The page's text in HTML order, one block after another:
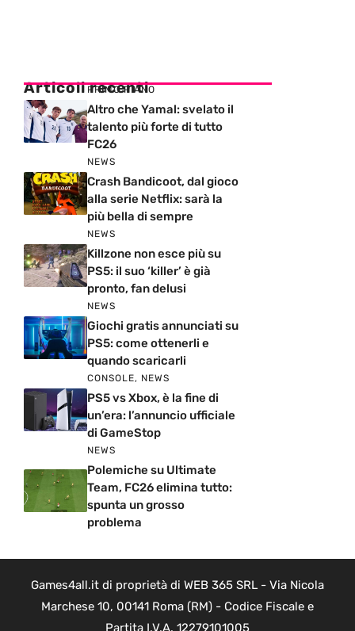
Articoli recenti
PRIMO PIANO
Altro che Yamal: svelato il
talento più forte di tutto
FC26
NEWS
Crash Bandicoot, dal gioco
alla serie Netflix: sarà la
più bella di sempre
NEWS
Killzone non esce più su
PS5: il suo ‘killer’ è già
pronto, fan delusi
NEWS
Giochi gratis annunciati su
PS5: come ottenerli e
quando scaricarli
CONSOLE, NEWS
PS5 vs Xbox, è la fine di
un’era: l’annuncio ufficiale
di GameStop
NEWS
Polemiche su Ultimate
Team, FC26 elimina tutto:
spunta un grosso
problema
Games4all.it di proprietà di WEB 365 SRL - Via Nicola
Marchese 10, 00141 Roma (RM) - Codice Fiscale e
Partita I.V.A. 12279101005